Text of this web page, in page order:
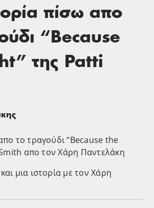
πίσω απο
“Because
της Patti
το τραγούδι “Because the
απο τον Χάρη Παντελάκη
μια ιστορία με τον Χάρη